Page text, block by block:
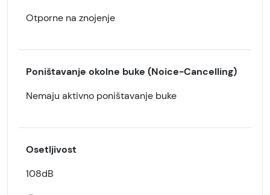
Otporne na znojenje
Poništavanje okolne buke (Noice-Cancelling)
Nemaju aktivno poništavanje buke
Osetljivost
108dB